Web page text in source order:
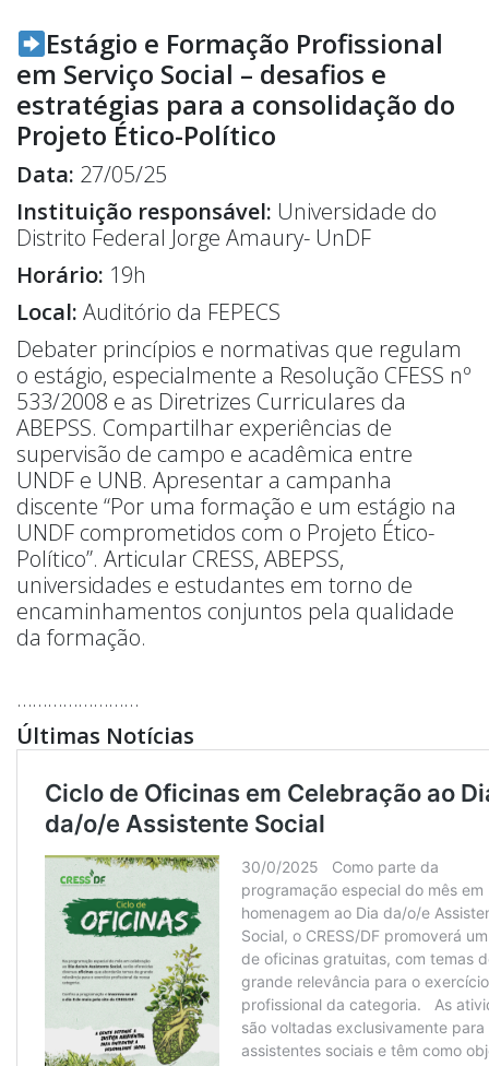
Estágio e Formação Profissional
em Serviço Social – desafios e
estratégias para a consolidação do
Projeto Ético-Político
Data: 27/05/25
Instituição responsável: Universidade do
Distrito Federal Jorge Amaury- UnDF
Horário: 19h
Local: Auditório da FEPECS
Debater princípios e normativas que regulam
o estágio, especialmente a Resolução CFESS nº
533/2008 e as Diretrizes Curriculares da
ABEPSS. Compartilhar experiências de
supervisão de campo e acadêmica entre
UNDF e UNB. Apresentar a campanha
discente “Por uma formação e um estágio na
UNDF comprometidos com o Projeto Ético-
Político”. Articular CRESS, ABEPSS,
universidades e estudantes em torno de
encaminhamentos conjuntos pela qualidade
da formação.
……………………
Últimas Notícias